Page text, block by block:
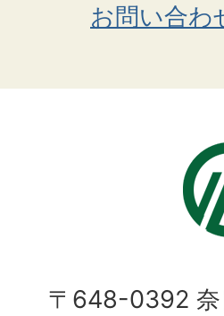
お問い合わ
〒648-0392 奈